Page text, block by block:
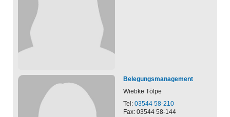
Belegungsmanagement
Wiebke Tölpe
Tel: 03544 58-210
Fax: 03544 58-144